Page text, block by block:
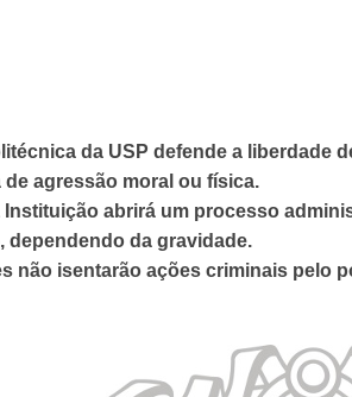
da USP defende a liberdade
agressão moral ou física.
Instituição abrirá um processo
da gravidade.
não isentarão ações criminais pelo